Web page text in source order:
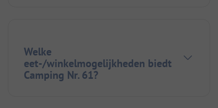
Welke
eet-/winkelmogelijkheden biedt
Camping Nr. 61?